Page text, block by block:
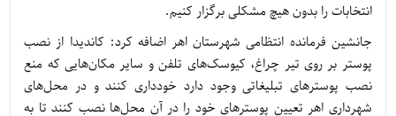
انتخابات را بدون هیچ مشکلی برگزار کنیم.
جانشین فرمانده انتظامی شهرستان اهر اضافه کرد: کاندیدا از نصب
پوستر بر روی تیر چراغ، کیوسک‌های تلفن و سایر مکان‌هایی که منع
نصب پوسترهای تبلیغاتی وجود دارد خودداری کنند و در محل‌های
شهرداری اهر تعیین پوسترهای خود را در آن محل‌ها نصب کنند تا به